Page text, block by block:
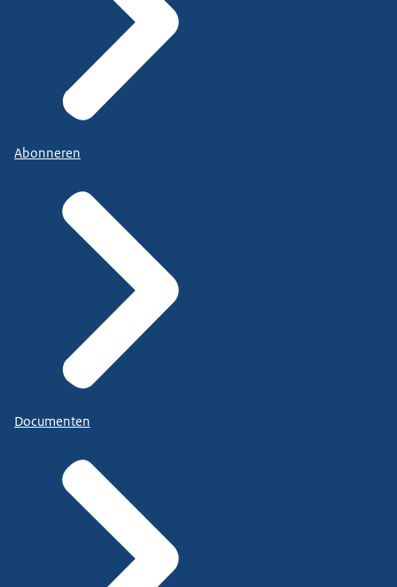
Abonneren
Documenten